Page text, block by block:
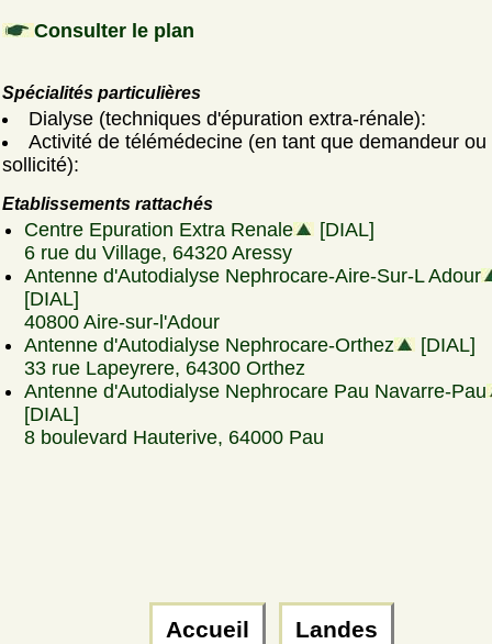
Consulter le plan
Spécialités particulières
Dialyse (techniques d'épuration extra-rénale):
Activité de télémédecine (en tant que demandeur ou
sollicité):
Etablissements rattachés
Centre Epuration Extra Renale
[DIAL]
6 rue du Village, 64320 Aressy
Antenne d'Autodialyse Nephrocare-Aire-Sur-L Adour
[DIAL]
40800 Aire-sur-l'Adour
Antenne d'Autodialyse Nephrocare-Orthez
[DIAL]
33 rue Lapeyrere, 64300 Orthez
Antenne d'Autodialyse Nephrocare Pau Navarre-Pau
[DIAL]
8 boulevard Hauterive, 64000 Pau
Accueil Landes